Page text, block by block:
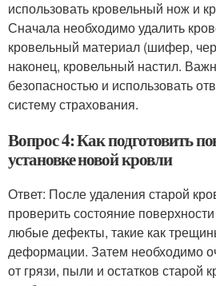
использовать кровельный нож и
Сначала необходимо удалить
кровельный материал (шифер,
наконец, кровельный настил.
безопасностью и использовать
систему страхования.
Вопрос 4: Как подготовить
установке новой кровли
Ответ: После удаления старой
проверить состояние
любые дефекты, такие как
деформации. Затем необходимо
от грязи, пыли и остатков старой